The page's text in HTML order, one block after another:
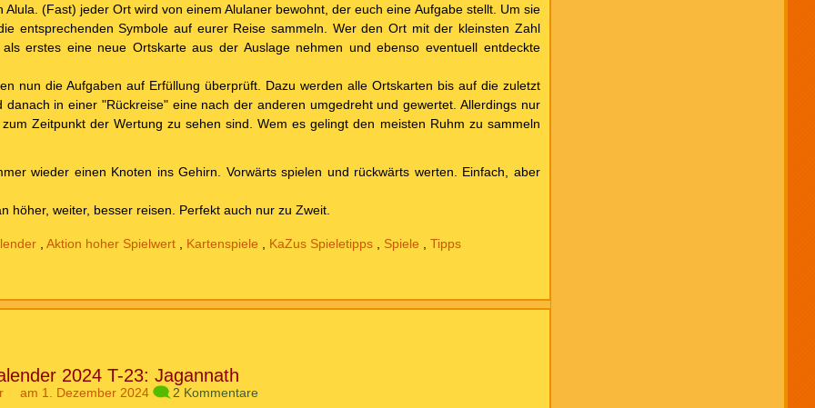
Alula. (Fast) jeder Ort wird von einem Alulaner bewohnt, der euch eine Aufgabe stellt. Um sie
entsprechenden Symbole auf eurer Reise sammeln. Wer den Ort mit der kleinsten Zahl
erstes eine neue Ortskarte aus der Auslage nehmen und ebenso eventuell entdeckte
nun die Aufgaben auf Erfüllung überprüft. Dazu werden alle Ortskarten bis auf die zuletzt
danach in einer "Rückreise" eine nach der anderen umgedreht und gewertet. Allerdings nur
Zeitpunkt der Wertung zu sehen sind. Wem es gelingt den meisten Ruhm zu sammeln
wieder einen Knoten ins Gehirn. Vorwärts spielen und rückwärts werten. Einfach, aber
höher, weiter, besser reisen. Perfekt auch nur zu Zweit.
,Aktion hoher Spielwert Kartenspiele KaZus Spieletipps Spiele ,Tipps
2024 T-23: Jagannath
am 1. Dezember 2024 2 Kommentare